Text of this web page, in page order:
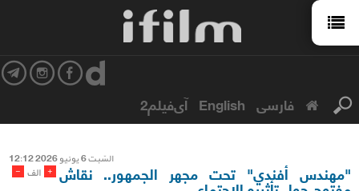
فارسی English آی‌فیلم2
السّبت 6 یونیو 2026 12:12
- الف + "مهندس أفندي" تحت مجهر الجمهور.. نقاش